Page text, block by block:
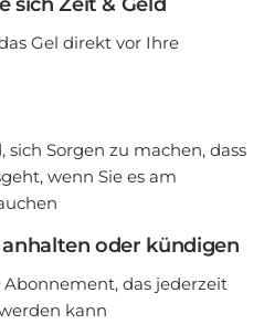
Gel direkt vor Ihre
sich Sorgen zu machen, dass
wenn Sie es am
oder kündigen
Abonnement, das jederzeit
kann